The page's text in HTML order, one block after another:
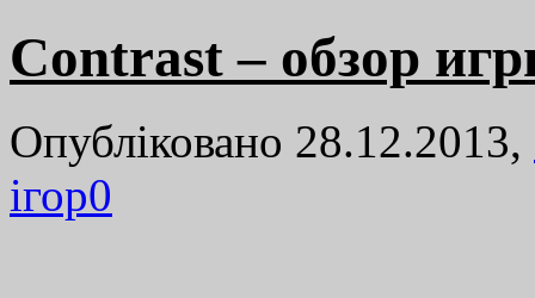
Contrast – обзор
Опубліковано 28.12.2013,
ігор0